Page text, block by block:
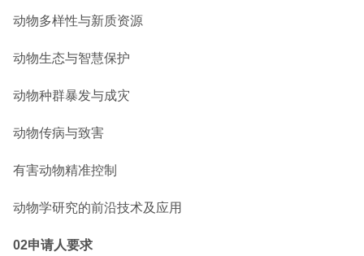
动物多样性与新质资源
动物生态与智慧保护
动物种群暴发与成灾
动物传病与致害
有害动物精准控制
动物学研究的前沿技术及应用
02申请人要求